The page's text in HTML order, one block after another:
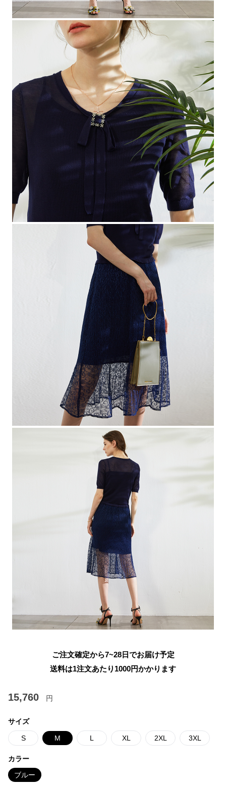
ご注文確定から7~28日でお届け予定
送料は1注文あたり 1000円かかります
15,760 円
サイズ
S M L XL 2XL 3XL
カラー
ブルー